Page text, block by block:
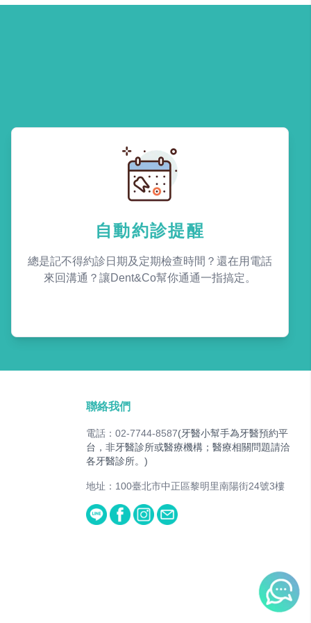
自動約診提醒
總是記不得約診日期及定期檢查時間？還在用電話
來回溝通？讓Dent&Co幫你通通一指搞定。
聯絡我們
電話：02-7744-8587(牙醫小幫手為牙醫預約平
台，非牙醫診所或醫療機構；醫療相關問題請洽
各牙醫診所。)
地址：100臺北市中正區黎明里南陽街24號3樓